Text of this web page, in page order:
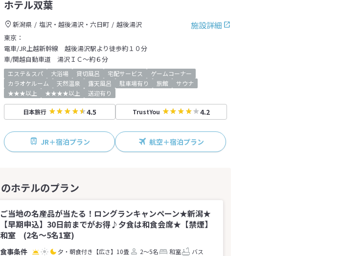
ホテル双葉
施設詳細
新潟県 塩沢・越後湯沢・六日町
越後湯沢
東京：
電車/JR上越新幹線 越後湯沢駅より徒歩約１０分
車/関越自動車道 湯沢ＩＣ～約６分
エステ＆スパ 大浴場 貸切風呂 宅配サービス
ゲームコーナー
カラオケルーム
天然温泉 露天風呂 駐車場有り 旅館
サウナ
★★★以上
★★★★以上 送迎有り
日本旅行 4.5 TrustYou 4.2
JR＋宿泊プラン 航空＋宿泊プラン
ご当地の名産品が当たる！ロングランキャンペーン★新潟★
【早期申込】30日前までがお得♪夕食は和食会席★【禁煙】
和室 (2名～5名1室)
夕・朝食付き 【広さ】10畳 2～5名 和室
バス